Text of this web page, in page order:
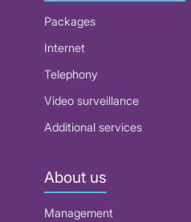
Packages
Internet
Telephony
Video surveillance
Additional services
About us
Management